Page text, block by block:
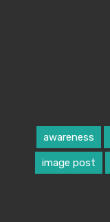
awareness
image post